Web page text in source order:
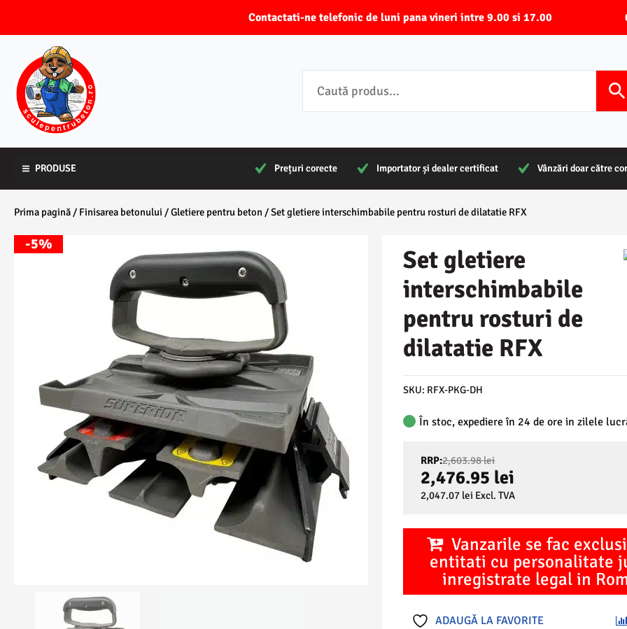
Contactati-ne telefonic de luni pana vineri intre 9.00 si 17.00
PRODUSE Prețuri corecte Importator și dealer certificat Vânzări doar către
PRODUSE Prețuri corecte Importator și dealer certificat Vânzări doar către
-5%
Prima pagină / Finisarea betonului /Gletiere pentru beton / Set gletiere interschimbabile pentru rosturi de dilatatie RFX
Set gletiere
interschimbabile
pentru rosturi de
dilatatie RFX
SKU: RFX-PKG-DH
În stoc, expediere în 24 de ore in zilele
RRP:2,603.98leiPrețul
inițial
a
fost:
2,476.95 lei
Prețul
2,476.95 lei.
2,047.07 lei Excl. TVA
Vanzarile se fac
entitati cu personalitate
inregistrate legal in
ADAUGĂ LA FAVORITE